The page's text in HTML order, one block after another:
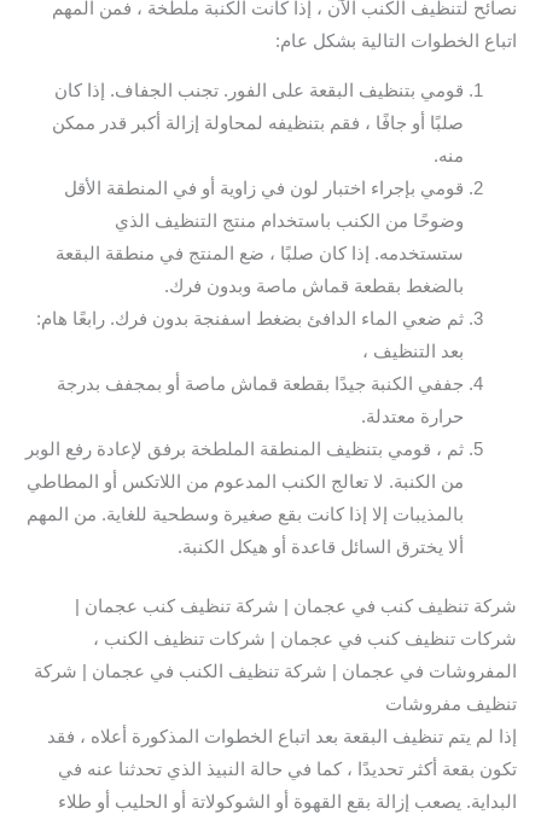
نصائح لتنظيف الكنب الآن ، إذا كانت الكنبة ملطخة ، فمن المهم
اتباع الخطوات التالية بشكل عام:
قومي بتنظيف البقعة على الفور. تجنب الجفاف. إذا كان
صلبًا أو جافًا ، فقم بتنظيفه لمحاولة إزالة أكبر قدر ممكن
منه.
قومي بإجراء اختبار لون في زاوية أو في المنطقة الأقل
وضوحًا من الكنب باستخدام منتج التنظيف الذي
ستستخدمه. إذا كان صلبًا ، ضع المنتج في منطقة البقعة
بالضغط بقطعة قماش ماصة وبدون فرك.
ثم ضعي الماء الدافئ بضغط اسفنجة بدون فرك. رابعًا هام:
بعد التنظيف ،
جففي الكنبة جيدًا بقطعة قماش ماصة أو بمجفف بدرجة
حرارة معتدلة.
ثم ، قومي بتنظيف المنطقة الملطخة برفق لإعادة رفع الوبر
من الكنبة. لا تعالج الكنب المدعوم من اللاتكس أو المطاطي
بالمذيبات إلا إذا كانت بقع صغيرة وسطحية للغاية. من المهم
ألا يخترق السائل قاعدة أو هيكل الكنبة.
شركة تنظيف كنب في عجمان | شركة تنظيف كنب عجمان |
شركات تنظيف كنب في عجمان | شركات تنظيف الكنب ،
المفروشات في عجمان | شركة تنظيف الكنب في عجمان | شركة
تنظيف مفروشات
إذا لم يتم تنظيف البقعة بعد اتباع الخطوات المذكورة أعلاه ، فقد
تكون بقعة أكثر تحديدًا ، كما في حالة النبيذ الذي تحدثنا عنه في
البداية. يصعب إزالة بقع القهوة أو الشوكولاتة أو الحليب أو طلاء